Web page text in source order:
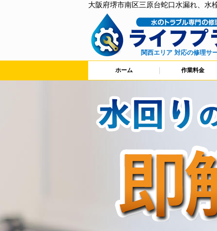
大阪府堺市南区三原台蛇口水漏れ、水
関西エリア 対応の修理サ
ホーム 作業料金